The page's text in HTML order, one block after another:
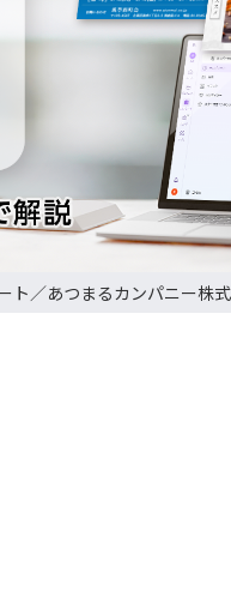
あつまるカンパニー株